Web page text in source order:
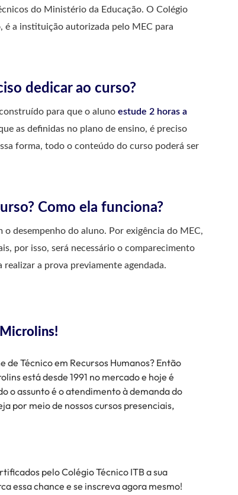
do Ministério da Educação. O Colégio
é a instituição autorizada pelo MEC para
dedicar ao curso?
para que o aluno estude 2 horas a
as definidas no plano de ensino, é preciso
forma, todo o conteúdo do curso poderá ser
Como ela funciona?
desempenho do aluno. Por exigência do MEC,
por isso, será necessário o comparecimento
a prova previamente agendada.
de Técnico em Recursos Humanos? Então
está desde 1991 no mercado e hoje é
o assunto é o atendimento à demanda do
por meio de nossos cursos presenciais,
pelo Colégio Técnico ITB a sua
essa chance e se inscreva agora mesmo!